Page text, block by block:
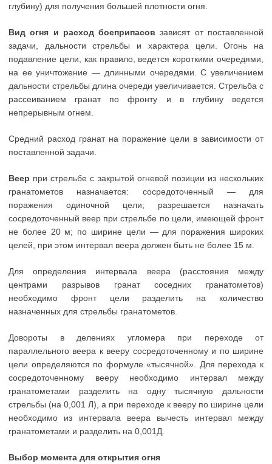
глубину) для получения большей плотности огня.
Вид огня и расход боеприпасов зависят от поставленной
задачи, дальности стрельбы и характера цели. Огонь на
подавление цели, как правило, ведется короткими очередями,
на ее уничтожение — длинными очередями. С увеличением
дальности стрельбы длина очереди увеличивается. Стрельба с
рассеиванием гранат по фронту и в глубину ведется
непрерывным огнем.
Средний расход гранат на поражение цели в зависимости от
поставленной задачи.
Веер при стрельбе с закрытой огневой позиции из нескольких
гранатометов назначается: сосредоточенный — для
поражения одиночной цели; разрешается назначать
сосредоточенный веер при стрельбе по цели, имеющей фронт
не более 20 м; по ширине цели — для поражения широких
целей, при этом интервал веера должен быть не более 15 м.
Для определения интервала веера (расстояния между
центрами разрывов гранат соседних гранатометов)
необходимо фронт цели разделить на количество
назначенных для стрельбы гранатометов.
Довороты в делениях угломера при переходе от
параллельного веера к вееру сосредоточенному и по ширине
цели определяются по формуле «тысячной». Для перехода к
сосредоточенному вееру необходимо интервал между
гранатометами разделить на одну тысячную дальности
стрельбы (на 0,001 Л), а при переходе к вееру по ширине цели
необходимо из интервала веера вычесть интервал между
гранатометами и разделить на 0,001Д.
Выбор момента для открытия огня